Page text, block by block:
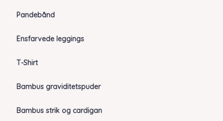
Pandebånd
Ensfarvede leggings
T-Shirt
Bambus graviditetspuder
Bambus strik og cardigan